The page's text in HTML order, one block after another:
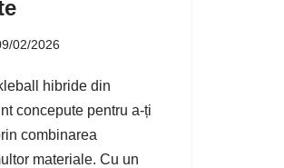
02/2026
hibride din
concepute pentru a-ți
combinarea
materiale. Cu un